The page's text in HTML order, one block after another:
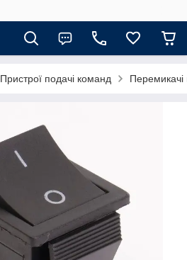
Пристрої подачі команд Перемикачі